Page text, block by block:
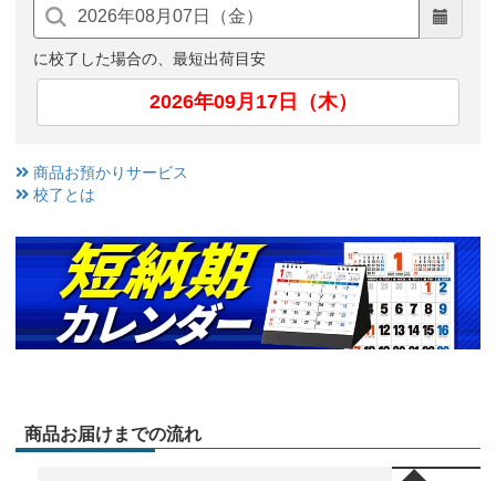
に校了した場合の、最短出荷目安
2026年09月17日（木）
商品お預かりサービス
校了とは
商品お届けまでの流れ